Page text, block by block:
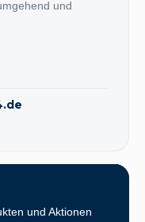
und
und Aktionen